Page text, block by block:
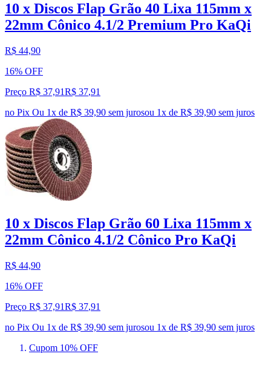
10 x Discos Flap Grão 40 Lixa 115mm x
22mm Cônico 4.1/2 Premium Pro KaQi
R$ 44,90
16% OFF
Preço R$ 37,91R$ 37,91
no Pix Ou 1x de R$ 39,90 sem jurosou 1x de R$ 39,90 sem juros
10 x Discos Flap Grão 60 Lixa 115mm x
22mm Cônico 4.1/2 Cônico Pro KaQi
R$ 44,90
16% OFF
Preço R$ 37,91R$ 37,91
no Pix Ou 1x de R$ 39,90 sem jurosou 1x de R$ 39,90 sem juros
Cupom 10% OFF